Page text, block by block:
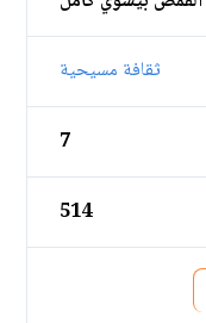
ثقافة مسيحية
7
514